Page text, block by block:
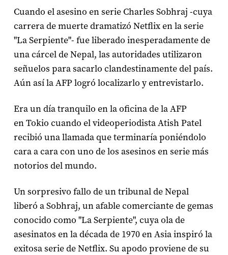
Cuando el asesino en serie Charles Sobhraj -cuya
carrera de muerte dramatizó Netflix en la serie
"La Serpiente"- fue liberado inesperadamente de
una cárcel de Nepal, las autoridades utilizaron
señuelos para sacarlo clandestinamente del país.
Aún así la AFP logró localizarlo y entrevistarlo.
Era un día tranquilo en la oficina de la AFP
en Tokio cuando el videoperiodista Atish Patel
recibió una llamada que terminaría poniéndolo
cara a cara con uno de los asesinos en serie más
notorios del mundo.
Un sorpresivo fallo de un tribunal de Nepal
liberó a Sobhraj, un afable comerciante de gemas
conocido como "La Serpiente", cuya ola de
asesinatos en la década de 1970 en Asia inspiró la
exitosa serie de Netflix. Su apodo proviene de su